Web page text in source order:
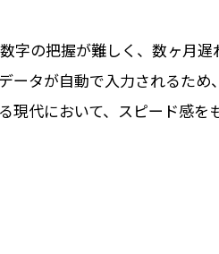
字の把握が難しく、数ヶ月
ータが自動で入力されるた
現代において、スピード感